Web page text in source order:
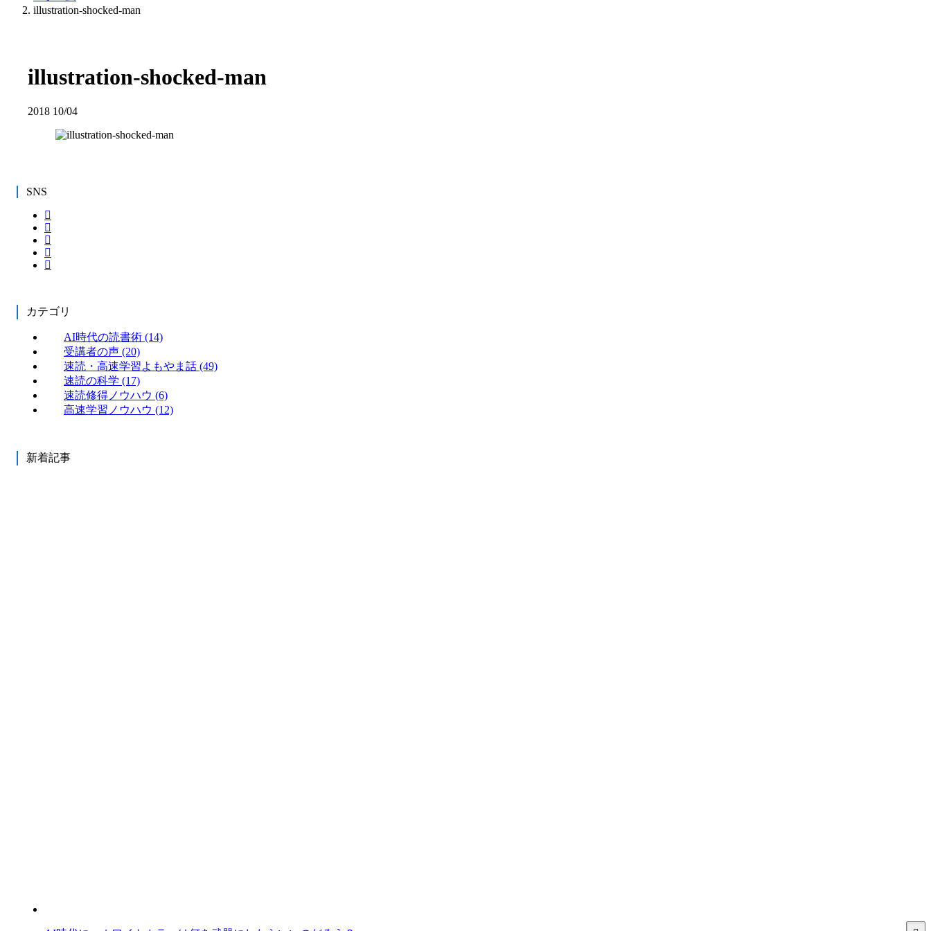
illustration-shocked-man
illustration-shocked-man
2018 10/04
SNS
カテゴリ
AI時代の読書術 (14)
受講者の声 (20)
速読・高速学習よもやま話 (49)
速読の科学 (17)
速読修得ノウハウ (6)
高速学習ノウハウ (12)
新着記事